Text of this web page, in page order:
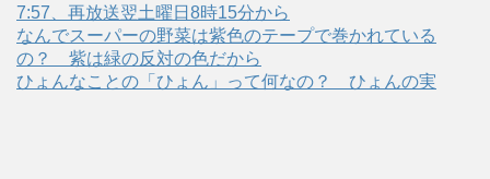
7:57、再放送翌土曜日8時15分から
なんでスーパーの野菜は紫色のテープで巻かれている
の？ 紫は緑の反対の色だから
ひょんなことの「ひょん」って何なの？ ひょんの実